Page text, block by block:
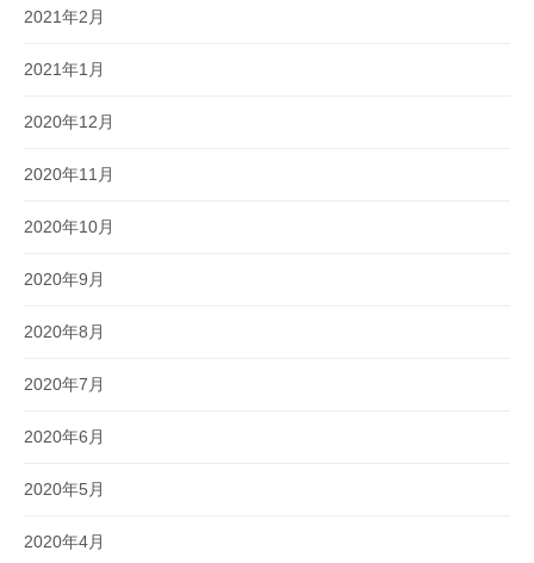
2021年2月
2021年1月
2020年12月
2020年11月
2020年10月
2020年9月
2020年8月
2020年7月
2020年6月
2020年5月
2020年4月